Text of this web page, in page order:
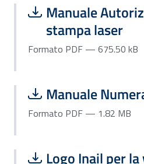
Scarica file:
Manuale
stampa laser
Formato PDF —
Formato PDF — 675.50 kB
Scarica file:
Manuale
Formato PDF —
Formato PDF — 1.82 MB
Scarica file:
Logo Inail per
Formato JPEG —